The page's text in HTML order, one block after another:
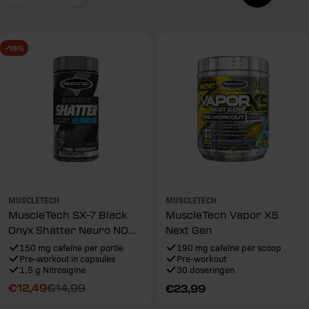
e
:
-16%
MUSCLETECH
MuscleTech SX-7 Black
Onyx Shatter Neuro NO
(60 caps)
150 mg cafeïne per portie
Pre-workout in capsules
1,5 g Nitrosigine
Aanbiedingsprijs
€12,49
Reguliere€14,99
MUSCLETECH
MuscleTech Vapor X5
Next Gen
190 mg cafeïne per scoop
Pre-workout
30 doseringen
Reguliere
€23,99